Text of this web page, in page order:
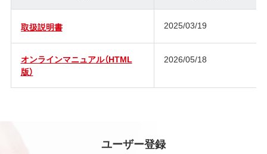
取扱説明書 2025/03/19
オンラインマニュアル（HTML
版）
2026/05/18
ユーザー登録